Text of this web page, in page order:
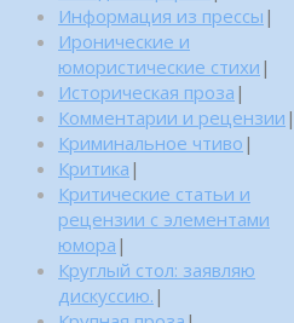
Информация из прессы |
Иронические и
юмористические стихи |
Историческая проза |
Комментарии и рецензии |
Криминальное чтиво |
Критика |
Критические статьи и
рецензии с элементами
юмора |
Круглый стол: заявляю
дискуссию. |